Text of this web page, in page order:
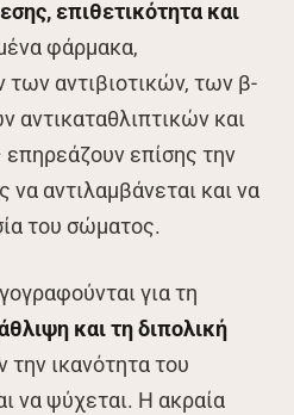
επιθετικότητα και
φάρμακα,
αντιβιοτικών, των β-
αντικαταθλιπτικών και
επηρεάζουν επίσης την
αντιλαμβάνεται και να
του σώματος.
για τη
και τη διπολική
την ικανότητα του
να ψύχεται. Η ακραία